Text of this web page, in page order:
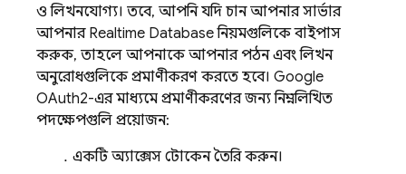
ও লিখনযোগ্য। তবে, আপনি যদি চান আপনার সার্ভার
আপনার Realtime Databaseনিয়মগুলিকে বাইপাস
করুক, তাহলে আপনাকে আপনার পঠন এবং লিখন
অনুরোধগুলিকে প্রমাণীকরণ করতে হবে। Google
OAuth2-এর মাধ্যমে প্রমাণীকরণের জন্য নিম্নলিখিত
পদক্ষেপগুলি প্রয়োজন:
একটি অ্যাক্সেস টোকেন তৈরি করুন।